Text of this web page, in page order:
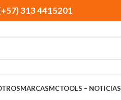
313 4415201
MARCASMCTOOLS – NOTICIAS